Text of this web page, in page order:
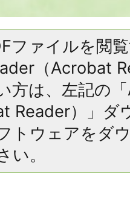
ファイルを閲
（Acrobat
方は、左記の
Reader）」ダ
トウェアをダ
い。